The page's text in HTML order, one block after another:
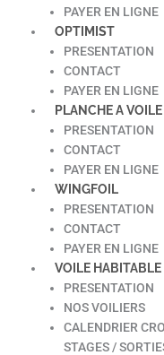
PAYER EN LIGNE
OPTIMIST
PRESENTATION
CONTACT
PAYER EN LIGNE
PLANCHE A VOILE
PRESENTATION
CONTACT
PAYER EN LIGNE
WINGFOIL
PRESENTATION
CONTACT
PAYER EN LIGNE
VOILE HABITABLE
PRESENTATION
NOS VOILIERS
CALENDRIER
STAGES /